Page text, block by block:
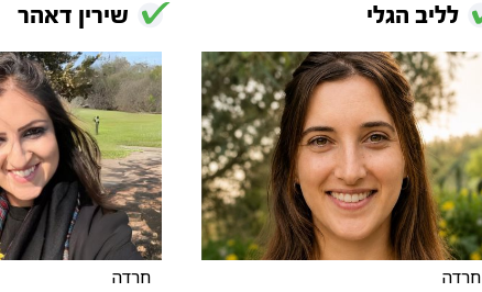
לליב הגלי
חרדה
שירין דאהר
חרדה